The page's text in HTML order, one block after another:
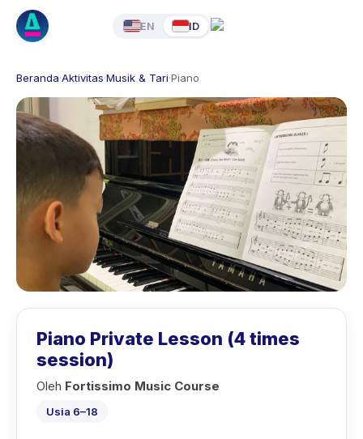
EN ID
Beranda·Aktivitas·Musik & Tari·Piano
Piano Private Lesson (4 times
session)
Oleh Fortissimo Music Course
Usia 6–18